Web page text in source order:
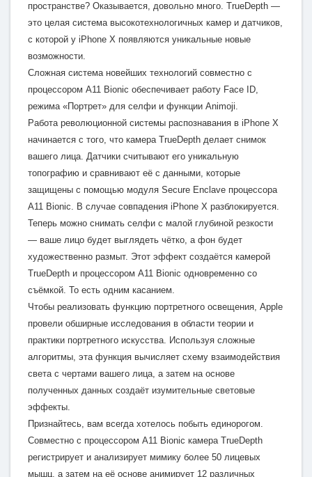
пространстве? Оказывается, довольно много. TrueDepth —
это целая система высокотехнологичных камер и датчиков,
с которой у iPhone X появляются уникальные новые
возможности.
Сложная система новейших технологий совместно с
процессором A11 Bionic обеспечивает работу Face ID,
режима «Портрет» для селфи и функции Animoji.
Работа революционной системы распознавания в iPhone X
начинается с того, что камера TrueDepth делает снимок
вашего лица. Датчики считывают его уникальную
топографию и сравнивают её с данными, которые
защищены с помощью модуля Secure Enclave процессора
A11 Bionic. В случае совпадения iPhone X разблокируется.
Теперь можно снимать селфи с малой глубиной резкости
— ваше лицо будет выглядеть чётко, а фон будет
художественно размыт. Этот эффект создаётся камерой
TrueDepth и процессором A11 Bionic одновременно со
съёмкой. То есть одним касанием.
Чтобы реализовать функцию портретного освещения, Apple
провели обширные исследования в области теории и
практики портретного искусства. Используя сложные
алгоритмы, эта функция вычисляет схему взаимодействия
света с чертами вашего лица, а затем на основе
полученных данных создаёт изумительные световые
эффекты.
Признайтесь, вам всегда хотелось побыть единорогом.
Совместно с процессором A11 Bionic камера TrueDepth
регистрирует и анализирует мимику более 50 лицевых
мышц, а затем на её основе анимирует 12 различных